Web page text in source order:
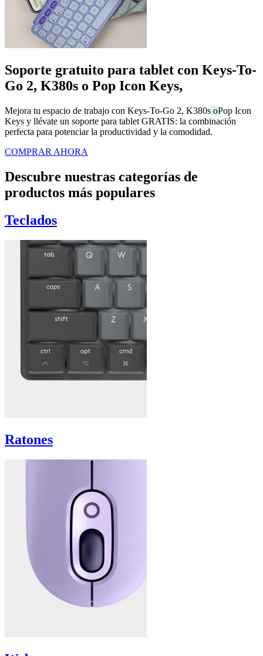
Soporte gratuito para tablet con Keys-To-
Go 2, K380s o Pop Icon Keys,
Mejora tu espacio de trabajo con Keys-To-Go 2, K380s oPop Icon
Keys y llévate un soporte para tablet GRATIS: la combinación
perfecta para potenciar la productividad y la comodidad.
COMPRAR AHORA
Descubre nuestras categorías de
productos más populares
Teclados
Ratones